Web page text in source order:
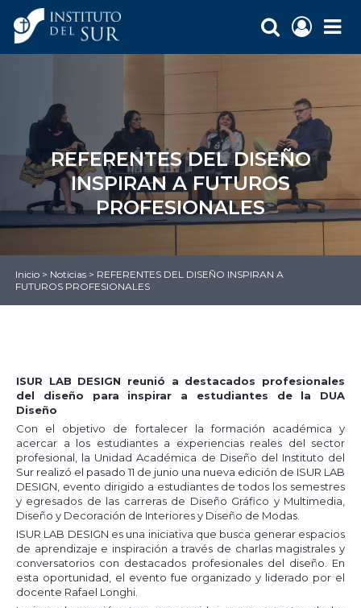
REFERENTES DEL DISEÑO
INSPIRAN A FUTUROS
PROFESIONALES
Inicio > Noticias > REFERENTES DEL DISEÑO INSPIRAN A
FUTUROS PROFESIONALES
ISUR LAB DESIGN reunió a destacados profesionales
del diseño para inspirar a estudiantes de la DUA
Diseño
Con el objetivo de fortalecer la formación académica y
acercar a los estudiantes a experiencias reales del sector
profesional, la Unidad Académica de Diseño del Instituto del
Sur realizó el pasado 11 de junio una nueva edición de ISUR LAB
DESIGN, evento dirigido a estudiantes de todos los semestres
y egresados de las carreras de Diseño Gráfico y Multimedia,
Diseño y Decoración de Interiores y Diseño de Modas.
ISUR LAB DESIGN es una iniciativa que busca generar espacios
de aprendizaje e inspiración a través de charlas magistrales y
conversatorios con destacados profesionales del diseño. En
esta oportunidad, el evento fue organizado y liderado por el
docente Rafael Longhi.